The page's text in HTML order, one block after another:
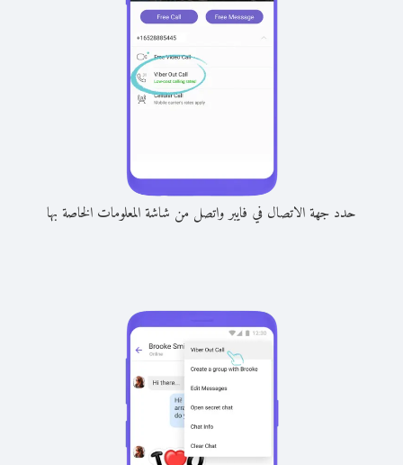
حدد جهة الاتصال في فايبر واتصل من شاشة المعلومات الخاصة بها